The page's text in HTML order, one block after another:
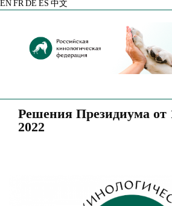
EN FR DE ES 中文
Решения Президиума от
2022